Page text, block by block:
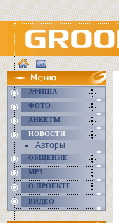
АФИША
ФОТО
АНКЕТЫ
НОВОСТИ
Авторы
ОБЩЕНИЕ
MP3
О ПРОЕКТЕ
ВИДЕО